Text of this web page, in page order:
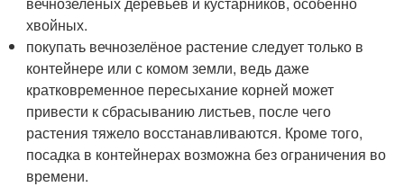
хвойных.
покупать вечнозелёное растение следует только в
контейнере или с комом земли, ведь даже
кратковременное пересыхание корней может
привести к сбрасыванию листьев, после чего
растения тяжело восстанавливаются. Кроме того,
посадка в контейнерах возможна без ограничения во
времени.